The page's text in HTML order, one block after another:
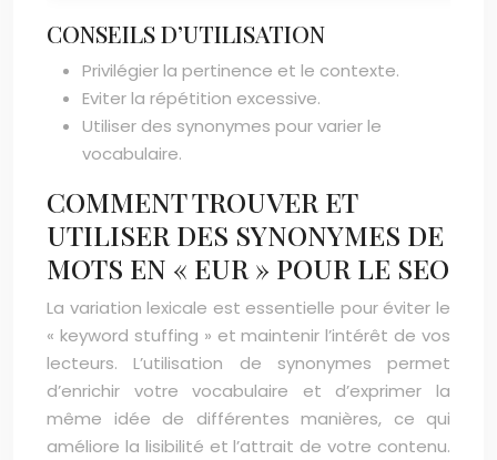
CONSEILS D’UTILISATION
Privilégier la pertinence et le contexte.
Eviter la répétition excessive.
Utiliser des synonymes pour varier le
vocabulaire.
COMMENT TROUVER ET
UTILISER DES SYNONYMES DE
MOTS EN « EUR » POUR LE SEO
La variation lexicale est essentielle pour éviter le
« keyword stuffing » et maintenir l’intérêt de vos
lecteurs. L’utilisation de synonymes permet
d’enrichir votre vocabulaire et d’exprimer la
même idée de différentes manières, ce qui
améliore la lisibilité et l’attrait de votre contenu.